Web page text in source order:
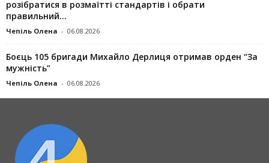
розібратися в розмаїтті стандартів і обрати
правильний...
Чепіль Олена - 06.08.2026
Боєць 105 бригади Михайло Дерлиця отримав орден “За
мужність”
Чепіль Олена - 06.08.2026